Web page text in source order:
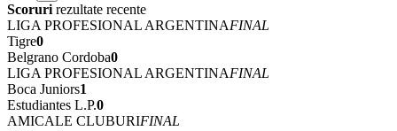
Scoruri rezultate recente
LIGA PROFESIONAL ARGENTINAFINAL
Tigre0
Belgrano Cordoba0
LIGA PROFESIONAL ARGENTINAFINAL
Boca Juniors1
Estudiantes L.P.0
AMICALE CLUBURIFINAL